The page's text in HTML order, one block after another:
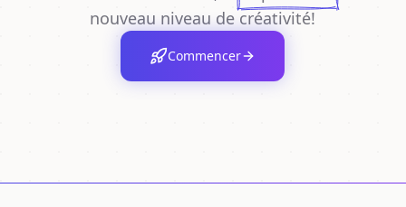
nouveau niveau de créativité!
Commencer